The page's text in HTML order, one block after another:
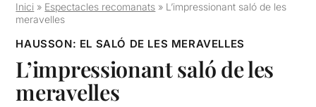
Inici » Espectacles recomanats » L’impressionant saló de les
meravelles
HAUSSON: EL SALÓ DE LES MERAVELLES
L’impressionant saló de les
meravelles